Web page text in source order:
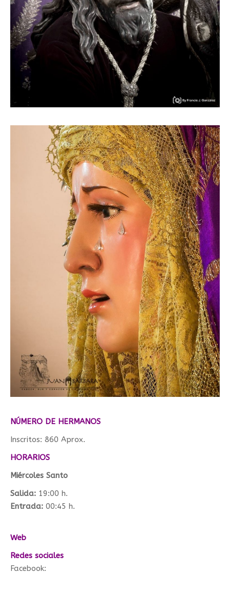
NÚMERO DE HERMANOS
Inscritos: 860 Aprox.
HORARIOS
Miércoles Santo
Salida: 19:00 h.
Entrada: 00:45 h.
Web
Redes sociales
Facebook: